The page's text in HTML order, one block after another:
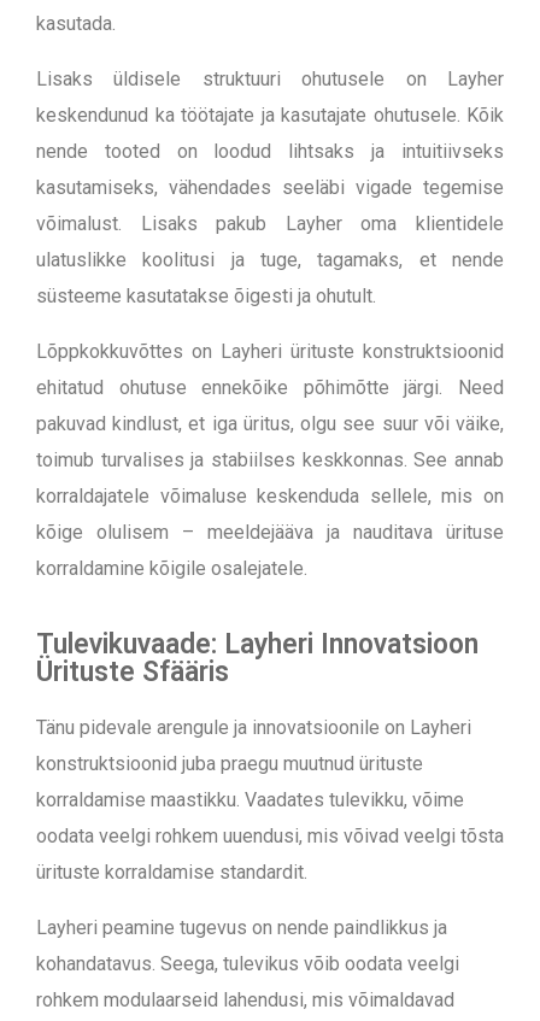
kasutada.
Lisaks üldisele struktuuri ohutusele on Layher
keskendunud ka töötajate ja kasutajate ohutusele. Kõik
nende tooted on loodud lihtsaks ja intuitiivseks
kasutamiseks, vähendades seeläbi vigade tegemise
võimalust. Lisaks pakub Layher oma klientidele
ulatuslikke koolitusi ja tuge, tagamaks, et nende
süsteeme kasutatakse õigesti ja ohutult.
Lõppkokkuvõttes on Layheri ürituste konstruktsioonid
ehitatud ohutuse ennekõike põhimõtte järgi. Need
pakuvad kindlust, et iga üritus, olgu see suur või väike,
toimub turvalises ja stabiilses keskkonnas. See annab
korraldajatele võimaluse keskenduda sellele, mis on
kõige olulisem – meeldejääva ja nauditava ürituse
korraldamine kõigile osalejatele.
Tulevikuvaade: Layheri Innovatsioon
Ürituste Sfääris
Tänu pidevale arengule ja innovatsioonile on Layheri
konstruktsioonid juba praegu muutnud ürituste
korraldamise maastikku. Vaadates tulevikku, võime
oodata veelgi rohkem uuendusi, mis võivad veelgi tõsta
ürituste korraldamise standardit.
Layheri peamine tugevus on nende paindlikkus ja
kohandatavus. Seega, tulevikus võib oodata veelgi
rohkem modulaarseid lahendusi, mis võimaldavad